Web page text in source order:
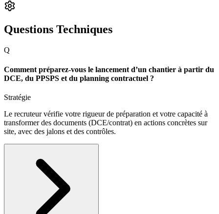
Questions Techniques
Q
Comment préparez-vous le lancement d’un chantier à partir du
DCE, du PPSPS et du planning contractuel ?
Stratégie
Le recruteur vérifie votre rigueur de préparation et votre capacité à
transformer des documents (DCE/contrat) en actions concrètes sur
site, avec des jalons et des contrôles.